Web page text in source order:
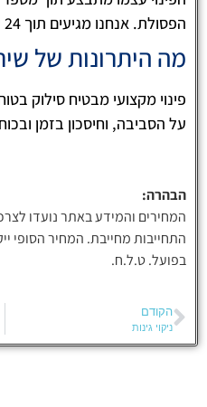
הפסולת. אנחנו מגיעים תוך 24 שעות מרגע ההזמנה.
מה היתרונות של
פינוי מקצועי מבטיח סילוק
על הסביבה, וחיסכון בזמן
הבהרה:
המחירים והמידע באתר נועדו
התחייבות מחייבת. המחיר הסופי
בפועל. ט.ל.ח.
הקודם
ניקוי גינות